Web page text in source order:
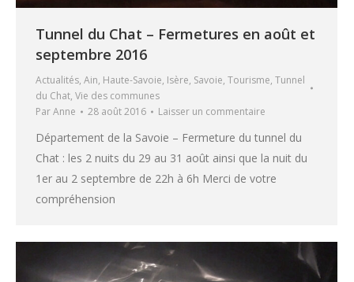
Tunnel du Chat – Fermetures en août et
septembre 2016
Actualités, Ain, Haute-Savoie, Isère, Savoie, Tourisme, Tunnel
du Chat, Vie des communes
ParAnne 28 août 2016 Laisser un commentaire
Département de la Savoie – Fermeture du tunnel du
Chat : les 2 nuits du 29 au 31 août ainsi que la nuit du
1er au 2 septembre de 22h à 6h Merci de votre
compréhension